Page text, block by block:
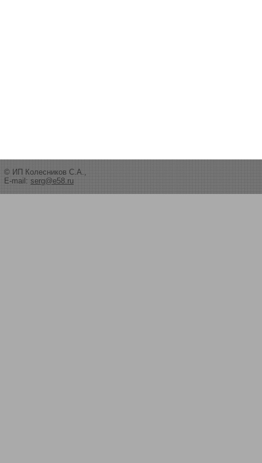
© ИП Колесников С.А.,
E-mail: serg@e58.ru